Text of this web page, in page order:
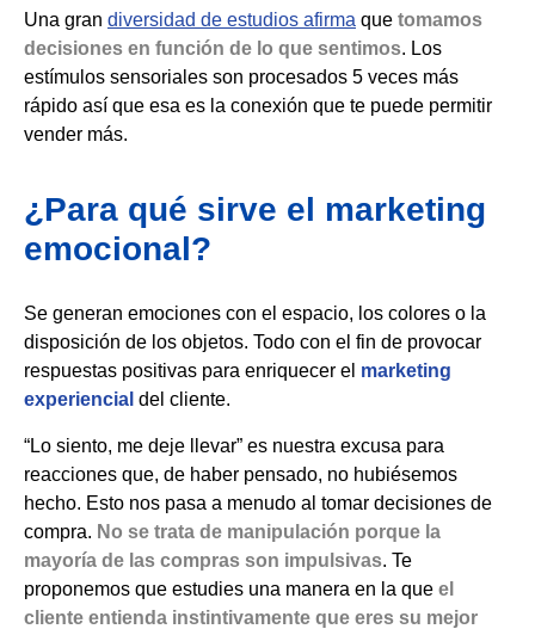
Una gran diversidad de estudios afirma que tomamos
decisiones en función de lo que sentimos. Los
estímulos sensoriales son procesados 5 veces más
rápido así que esa es la conexión que te puede permitir
vender más.
¿Para qué sirve el marketing
emocional?
Se generan emociones con el espacio, los colores o la
disposición de los objetos. Todo con el fin de provocar
respuestas positivas para enriquecer el marketing
experiencial del cliente.
“Lo siento, me deje llevar” es nuestra excusa para
reacciones que, de haber pensado, no hubiésemos
hecho. Esto nos pasa a menudo al tomar decisiones de
compra. No se trata de manipulación porque la
mayoría de las compras son impulsivas. Te
proponemos que estudies una manera en la que el
cliente entienda instintivamente que eres su mejor